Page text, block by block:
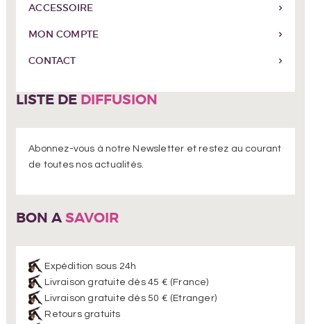
ACCESSOIRE
MON COMPTE
CONTACT
LISTE DE DIFFUSION
Abonnez-vous à notre Newsletter et restez au courant
de toutes nos actualités.
BON A SAVOIR
Expédition sous 24h
Livraison gratuite dès 45 € (France)
Livraison gratuite dès 50 € (Etranger)
Retours gratuits